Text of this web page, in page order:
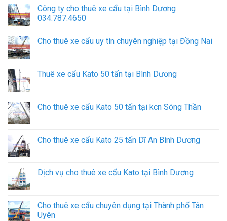
Công ty cho thuê xe cẩu tại Bình Dương
034.787.4650
Cho thuê xe cẩu uy tín chuyên nghiệp tại Đồng Nai
Thuê xe cẩu Kato 50 tấn tại Bình Dương
Cho thuê xe cẩu Kato 50 tấn tại kcn Sóng Thần
Cho thuê xe cẩu Kato 25 tấn Dĩ An Bình Dương
Dịch vụ cho thuê xe cẩu Kato tại Bình Dương
Cho thuê xe cẩu chuyên dụng tại Thành phố Tân
Uyên